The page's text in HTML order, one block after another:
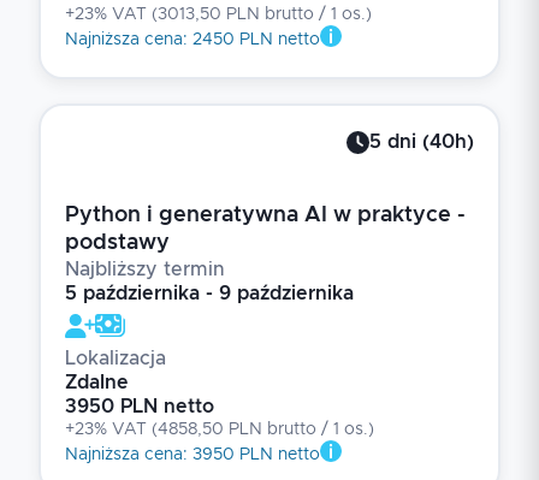
+23% VAT (3013,50 PLN brutto / 1 os.)
Najniższa cena: 2450 PLN netto
5 dni (40h)
Python i generatywna AI w praktyce -
podstawy
Najbliższy termin
5 października - 9 października
Lokalizacja
Zdalne
3950 PLN netto
+23% VAT (4858,50 PLN brutto / 1 os.)
Najniższa cena: 3950 PLN netto